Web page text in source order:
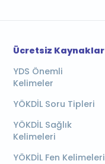
Ücretsiz Kaynaklar
YDS Önemli
Kelimeler
YÖKDİL Soru Tipleri
YÖKDİL Sağlık
Kelimeleri
YÖKDİL Fen Kelimeleri